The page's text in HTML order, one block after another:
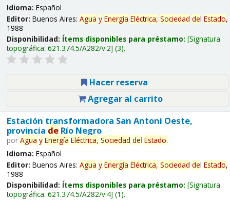
Idioma: Español
Editor: Buenos Aires: Agua y Energía Eléctrica, Sociedad del Estado,
1988
Disponibilidad: Ítems disponibles para préstamo: Signatura
topográfica: 621.374.5/A282/v.2 (3).
Hacer reserva
Agregar al carrito
Estación transformadora San Antoni Oeste,
provincia deRío Negro
por Agua y Energía Eléctrica, Sociedad del Estado.
Idioma: Español
Editor: Buenos Aires: Agua y Energía Eléctrica, Sociedad del Estado,
1988
Disponibilidad: Ítems disponibles para préstamo: Signatura
topográfica: 621.374.5/A282/v.4 (1).